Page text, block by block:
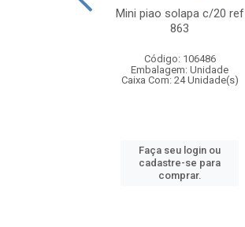
Mini piao solapa c/20 ref
863
Código: 106486
Embalagem: Unidade
Caixa Com: 24 Unidade(s)
Faça seu login ou
cadastre-se para
comprar.